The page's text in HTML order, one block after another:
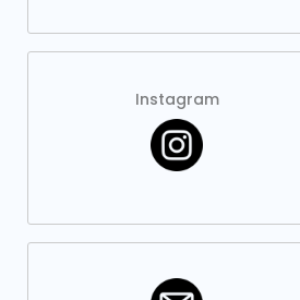
Instagram